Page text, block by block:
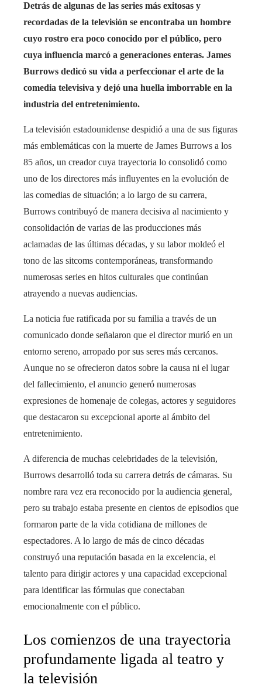
Detrás de algunas de las series más exitosas y
recordadas de la televisión se encontraba un hombre
cuyo rostro era poco conocido por el público, pero
cuya influencia marcó a generaciones enteras. James
Burrows dedicó su vida a perfeccionar el arte de la
comedia televisiva y dejó una huella imborrable en la
industria del entretenimiento.
La televisión estadounidense despidió a una de sus figuras
más emblemáticas con la muerte de James Burrows a los
85 años, un creador cuya trayectoria lo consolidó como
uno de los directores más influyentes en la evolución de
las comedias de situación; a lo largo de su carrera,
Burrows contribuyó de manera decisiva al nacimiento y
consolidación de varias de las producciones más
aclamadas de las últimas décadas, y su labor moldeó el
tono de las sitcoms contemporáneas, transformando
numerosas series en hitos culturales que continúan
atrayendo a nuevas audiencias.
La noticia fue ratificada por su familia a través de un
comunicado donde señalaron que el director murió en un
entorno sereno, arropado por sus seres más cercanos.
Aunque no se ofrecieron datos sobre la causa ni el lugar
del fallecimiento, el anuncio generó numerosas
expresiones de homenaje de colegas, actores y seguidores
que destacaron su excepcional aporte al ámbito del
entretenimiento.
A diferencia de muchas celebridades de la televisión,
Burrows desarrolló toda su carrera detrás de cámaras. Su
nombre rara vez era reconocido por la audiencia general,
pero su trabajo estaba presente en cientos de episodios que
formaron parte de la vida cotidiana de millones de
espectadores. A lo largo de más de cinco décadas
construyó una reputación basada en la excelencia, el
talento para dirigir actores y una capacidad excepcional
para identificar las fórmulas que conectaban
emocionalmente con el público.
Los comienzos de una trayectoria
profundamente ligada al teatro y
la televisión